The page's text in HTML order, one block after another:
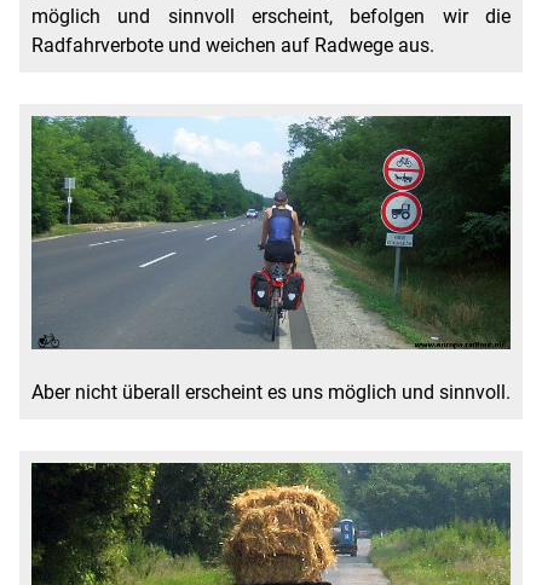
möglich und sinnvoll erscheint, befolgen wir die
Radfahrverbote und weichen auf Radwege aus.
Aber nicht überall erscheint es uns möglich und sinnvoll.